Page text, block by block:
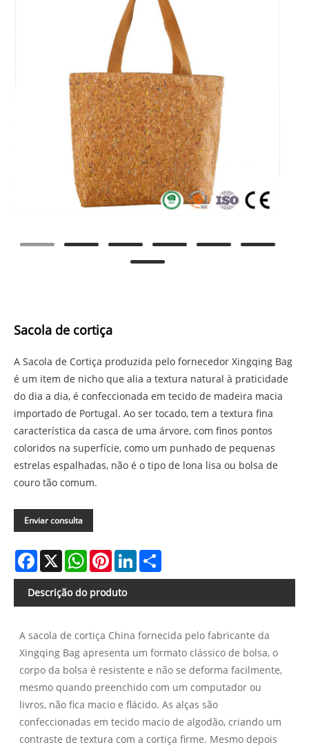
Sacola de cortiça
A Sacola de Cortiça produzida pelo fornecedor Xingqing Bag
é um item de nicho que alia a textura natural à praticidade
do dia a dia, é confeccionada em tecido de madeira macia
importado de Portugal. Ao ser tocado, tem a textura fina
característica da casca de uma árvore, com finos pontos
coloridos na superfície, como um punhado de pequenas
estrelas espalhadas, não é o tipo de lona lisa ou bolsa de
couro tão comum.
Enviar consulta
Facebook
X WhatsAppPinterestLinkedIn
Descrição do produto
A sacola de cortiça China fornecida pelo fabricante da
Xingqing Bag apresenta um formato clássico de bolsa, o
corpo da bolsa é resistente e não se deforma facilmente,
mesmo quando preenchido com um computador ou
livros, não fica macio e flácido. As alças são
confeccionadas em tecido macio de algodão, criando um
contraste de textura com a cortiça firme. Mesmo depois